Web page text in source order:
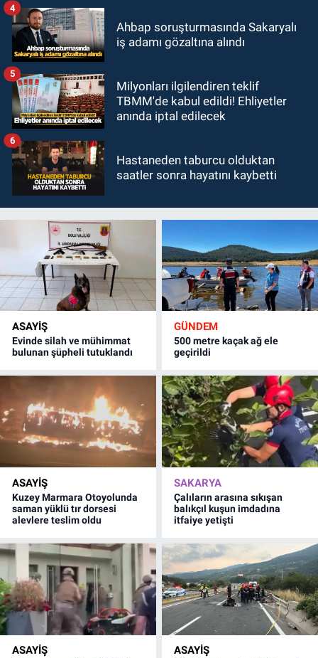
Ahbap soruşturmasında Sakaryalı
iş adamı gözaltına alındı
4
Milyonları ilgilendiren teklif
TBMM'de kabul edildi! Ehliyetler
anında iptal edilecek
5
Hastaneden taburcu olduktan
saatler sonra hayatını kaybetti
6
ASAYİŞ
Evinde silah ve mühimmat
bulunan şüpheli tutuklandı
GÜNDEM
500 metre kaçak ağ ele
geçirildi
ASAYİŞ
Kuzey Marmara Otoyolunda
saman yüklü tır dorsesi
alevlere teslim oldu
SAKARYA
Çalıların arasına sıkışan
balıkçıl kuşun imdadına
itfaiye yetişti
ASAYİŞ ASAYİŞ